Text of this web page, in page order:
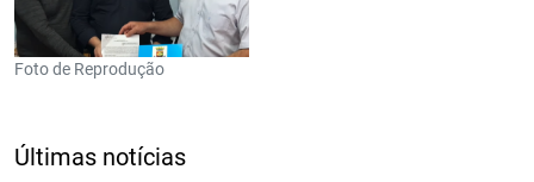
Foto de Reprodução
Últimas notícias